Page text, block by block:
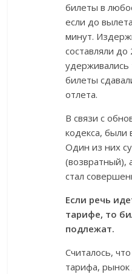
билеты в
если до
минут.
составляли
удерживались
билеты
отлета.
В связи с
кодекса, были
Один из них
(возвратный),
стал
Если речь
тарифе, то
подлежат.
Считалось,
тарифа, рынок